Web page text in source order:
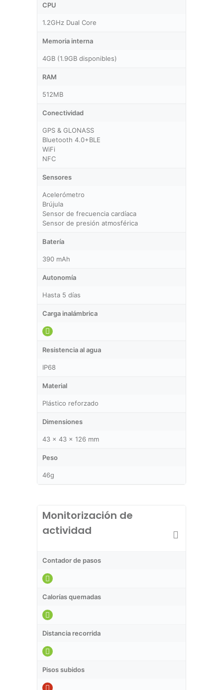
CPU
1.2GHz Dual Core
Memoria interna
4GB (1.9GB disponibles)
RAM
512MB
Conectividad
GPS & GLONASS
Bluetooth 4.0+BLE
WiFi
NFC
Sensores
Acelerómetro
Brújula
Sensor de frecuencia cardíaca
Sensor de presión atmosférica
Batería
390 mAh
Autonomía
Hasta 5 días
Carga inalámbrica
Resistencia al agua
IP68
Material
Plástico reforzado
Dimensiones
43 x 43 x 126 mm
Peso
46g
Monitorización de
actividad
Contador de pasos
Calorías quemadas
Distancia recorrida
Pisos subidos